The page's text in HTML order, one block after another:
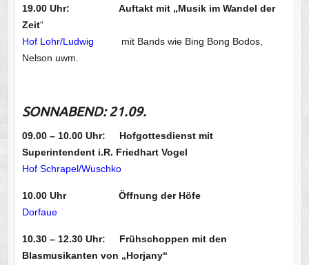
19.00 Uhr: Auftakt mit „Musik im Wandel der
Zeit“
Hof Lohr/Ludwig
mit Bands wie Bing Bong Bodos,
Nelson uwm.
SONNABEND: 21.09.
09.00 – 10.00 Uhr: Hofgottesdienst mit
Superintendent i.R. Friedhart Vogel
Hof Schrapel/Wuschko
10.00 Uhr Öffnung der Höfe
Dorfaue
10.30 – 12.30 Uhr: Frühschoppen mit den
Blasmusikanten von „Horjany“